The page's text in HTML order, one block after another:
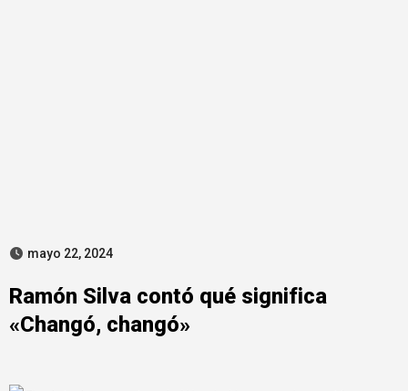
mayo 22, 2024
Ramón Silva contó qué significa
«Changó, changó»